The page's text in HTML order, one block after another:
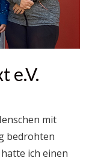
e.V.
mit
bedrohten
ich einen